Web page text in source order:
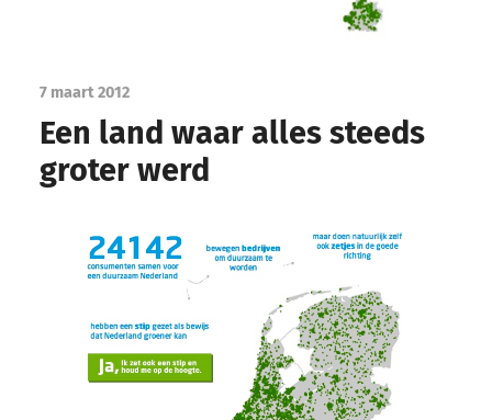
7 maart 2012
Een land waar alles steeds
groter werd